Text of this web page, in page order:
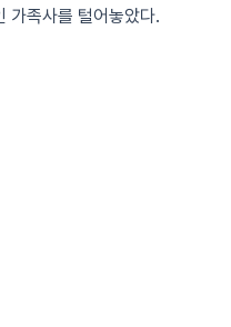
가족사를 털어놓았다.